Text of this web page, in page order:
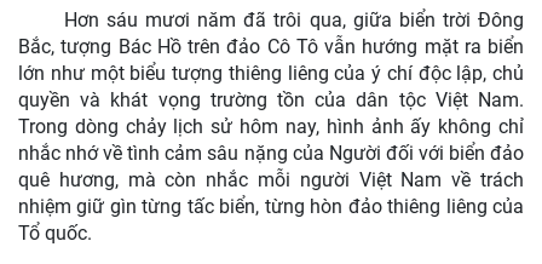
Hơn sáu mươi năm đã trôi qua, giữa biển trời Đông
Bắc, tượng Bác Hồ trên đảo Cô Tô vẫn hướng mặt ra biển
lớn như một biểu tượng thiêng liêng của ý chí độc lập, chủ
quyền và khát vọng trường tồn của dân tộc Việt Nam.
Trong dòng chảy lịch sử hôm nay, hình ảnh ấy không chỉ
nhắc nhớ về tình cảm sâu nặng của Người đối với biển đảo
quê hương, mà còn nhắc mỗi người Việt Nam về trách
nhiệm giữ gìn từng tấc biển, từng hòn đảo thiêng liêng của
Tổ quốc.